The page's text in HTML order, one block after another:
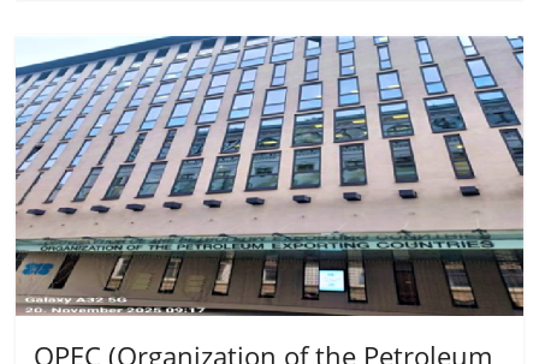
OPEC (Organization of the Petroleum